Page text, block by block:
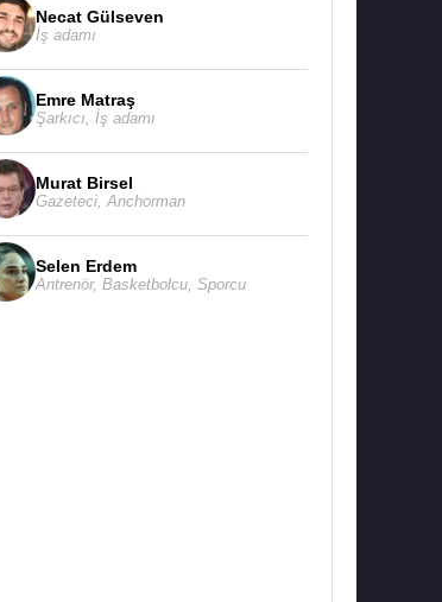
Necat Gülseven
İş adamı
Emre Matraş
Şarkıcı İş adamı
Murat Birsel
Gazeteci Anchorman
Selen Erdem
Antrenör, Basketbolcu Sporcu